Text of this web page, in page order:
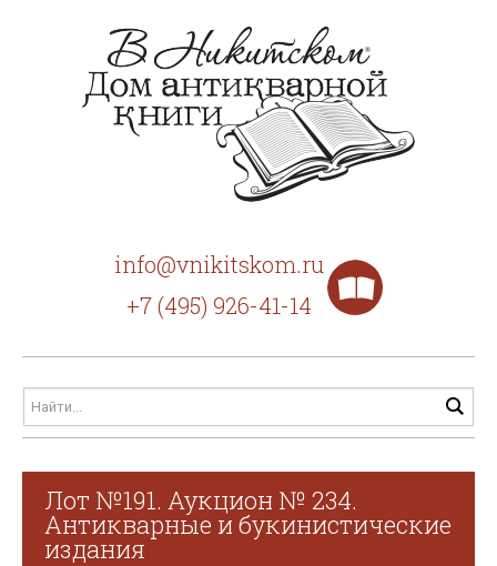
info@vnikitskom.ru
+7 (495) 926-41-14
Лот №191. Аукцион № 234.
Антикварные и букинистические
издания